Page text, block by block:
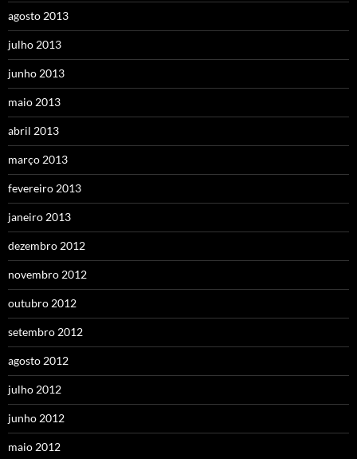
agosto 2013
julho 2013
junho 2013
maio 2013
abril 2013
março 2013
fevereiro 2013
janeiro 2013
dezembro 2012
novembro 2012
outubro 2012
setembro 2012
agosto 2012
julho 2012
junho 2012
maio 2012